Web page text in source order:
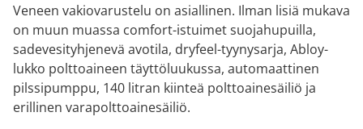
Veneen vakiovarustelu on asiallinen. Ilman lisiä mukava
on muun muassa comfort-istuimet suojahupuilla,
sadevesityhjenevä avotila, dryfeel-tyynysarja, Abloy-
lukko polttoaineen täyttöluukussa, automaattinen
pilssipumppu, 140 litran kiinteä polttoainesäiliö ja
erillinen varapolttoainesäiliö.